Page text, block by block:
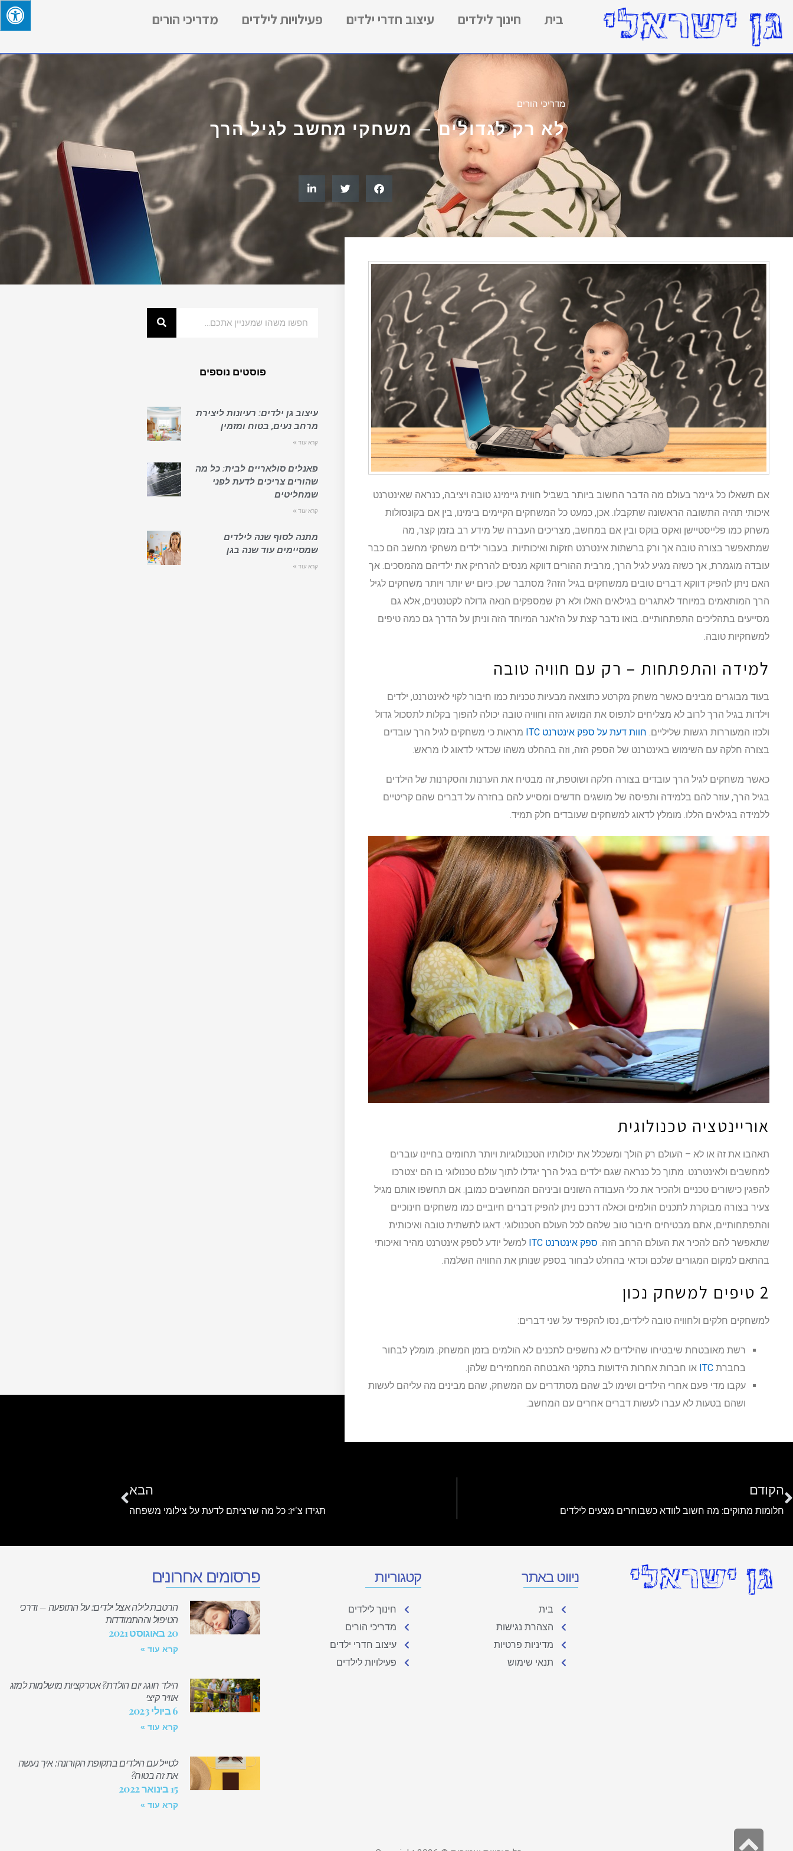
בית חינוך לילדים עיצוב חדרי ילדים פעילויות לילדים מדריכי הורים
מדריכי הורים
לא רק לגדולים – משחקי מחשב לגיל הרך
אם תשאלו כל גיימר בעולם מה הדבר החשוב ביותר בשביל חווית גיימינג טובה ויציבה, כנראה שאינטרנט
איכותי תהיה התשובה הראשונה שתקבלו. אכן, כמעט כל המשחקים הקיימים בימינו, בין אם בקונסולות
משחק כמו פלייסטיישן ואקס בוקס ובין אם במחשב, מצריכים העברה של מידע רב בזמן קצר, מה
שמתאפשר בצורה טובה אך ורק ברשתות אינטרנט חזקות ואיכותיות. בעבור ילדים משחקי מחשב הם כבר
עובדה מוגמרת, אך כשזה מגיע לגיל הרך, מרבית ההורים דווקא מנסים להרחיק את ילדיהם מהמסכים. אך
האם ניתן להפיק דווקא דברים טובים ממשחקים בגיל הזה? מסתבר שכן. כיום יש יותר ויותר משחקים לגיל
הרך המותאמים במיוחד לאתגרים בגילאים האלו ולא רק שמספקים הנאה גדולה לקטנטנים, אלא גם
מסייעים בתהליכים התפתחותיים. בואו נדבר קצת על הז'אנר המיוחד הזה וניתן על הדרך גם כמה טיפים
למשחקיות טובה.
למידה והתפתחות – רק עם חוויה טובה
בעוד מבוגרים מבינים כאשר משחק מקרטע כתוצאה מבעיות טכניות כמו חיבור לקוי לאינטרנט, ילדים
וילדות בגיל הרך לרוב לא מצליחים לתפוס את המושג הזה וחוויה טובה יכולה להפוך בקלות לתסכול גדול
ולכזו המעוררות רגשות שליליים. חוות דעת על ספק אינטרנט ITC
מראות כי משחקים לגיל הרך עובדים
בצורה חלקה עם השימוש באינטרנט של הספק הזה, וזה בהחלט משהו שכדאי לדאוג לו מראש.
כאשר משחקים לגיל הרך עובדים בצורה חלקה ושוטפת, זה מבטיח את הערנות והסקרנות של הילדים
בגיל הרך, עוזר להם בלמידה ותפיסה של מושגים חדשים ומסייע להם בחזרה על דברים שהם קריטיים
ללמידה בגילאים הללו. מומלץ לדאוג למשחקים שעובדים חלק תמיד.
אוריינטציה טכנולוגית
תאהבו את זה או לא – העולם רק הולך ומשכלל את יכולותיו הטכנולוגיות ויותר תחומים בחיינו עוברים
למחשבים ולאינטרנט. מתוך כל כנראה שגם ילדים בגיל הרך יגדלו לתוך עולם טכנולוגי בו הם יצטרכו
להפגין כישורים טכניים ולהכיר את כלי העבודה השונים וביניהם המחשבים כמובן. אם תחשפו אותם מגיל
צעיר בצורה מבוקרת לתכנים הולמים וכאלה דרכם ניתן להפיק דברים חיוביים כמו משחקים חינוכיים
והתפתחותיים, אתם מבטיחים חיבור טוב שלהם לכל העולם הטכנולוגי. דאגו לתשתית טובה ואיכותית
שתאפשר להם להכיר את העולם הרחב הזה. ספק אינטרנט ITC
למשל יודע לספק אינטרנט מהיר ואיכותי
בהתאם למקום המגורים שלכם וכדאי בהחלט לבחור בספק שנותן את החוויה השלמה.
2 טיפים למשחק נכון
למשחקים חלקים ולחוויה טובה לילדים, נסו להקפיד על שני דברים:
רשת מאובטחת שיבטיחו שהילדים לא נחשפים לתכנים לא הולמים בזמן המשחק. מומלץ לבחור
בחברת ITC או חברות אחרות הידועות בתקני האבטחה המחמירים שלהן.
עקבו מדי פעם אחרי הילדים ושימו לב שהם מסתדרים עם המשחק, שהם מבינים מה עליהם לעשות
ושהם בטעות לא עברו לעשות דברים אחרים עם המחשב.
פוסטים נוספים
עיצוב גן ילדים: רעיונות ליצירת
מרחב נעים, בטוח ומזמין
קרא עוד »
פאנלים סולאריים לבית: כל מה
שהורים צריכים לדעת לפני
שמחליטים
קרא עוד »
מתנה לסוף שנה לילדים
שמסיימים עוד שנה בגן
קרא עוד »
הקודם
חלומות מתוקים: מה חשוב לוודא כשבוחרים מצעים לילדים
הבא
תגידו צ'יז: כל מה שרציתם לדעת על צילומי משפחה
ניווט באתר
בית
הצהרת נגישות
מדיניות פרטיות
תנאי שימוש
קטגוריות
חינוך לילדים
מדריכי הורים
עיצוב חדרי ילדים
פעילויות לילדים
פרסומים אחרונים
הרטבת לילה אצל ילדים: על התופעה – ודרכי
הטיפול וההתמודדות
20 באוגוסט 2021
קרא עוד »
הילד חוגג יום הולדת? אטרקציות מושלמות למזג
אוויר קיצי
6 ביולי 2023
קרא עוד »
לטייל עם הילדים בתקופת הקורונה: איך נעשה
את זה בטוח?
15 בינואר 2022
קרא עוד »